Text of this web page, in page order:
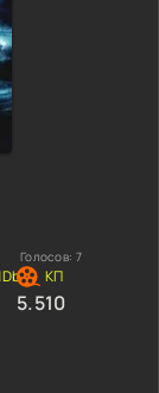
Голосов: 7
5.510